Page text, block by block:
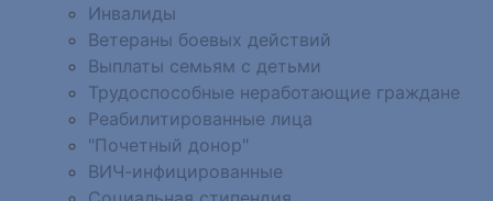
Инвалиды
Ветераны боевых действий
Выплаты семьям с детьми
Трудоспособные неработающие граждане
Реабилитированные лица
"Почетный донор"
ВИЧ-инфицированные